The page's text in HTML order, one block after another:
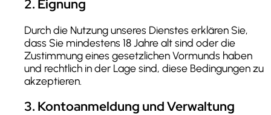
2. Eignung
Durch die Nutzung unseres Dienstes erklären Sie,
dass Sie mindestens 18 Jahre alt sind oder die
Zustimmung eines gesetzlichen Vormunds haben
und rechtlich in der Lage sind, diese Bedingungen zu
akzeptieren.
3. Kontoanmeldung und Verwaltung